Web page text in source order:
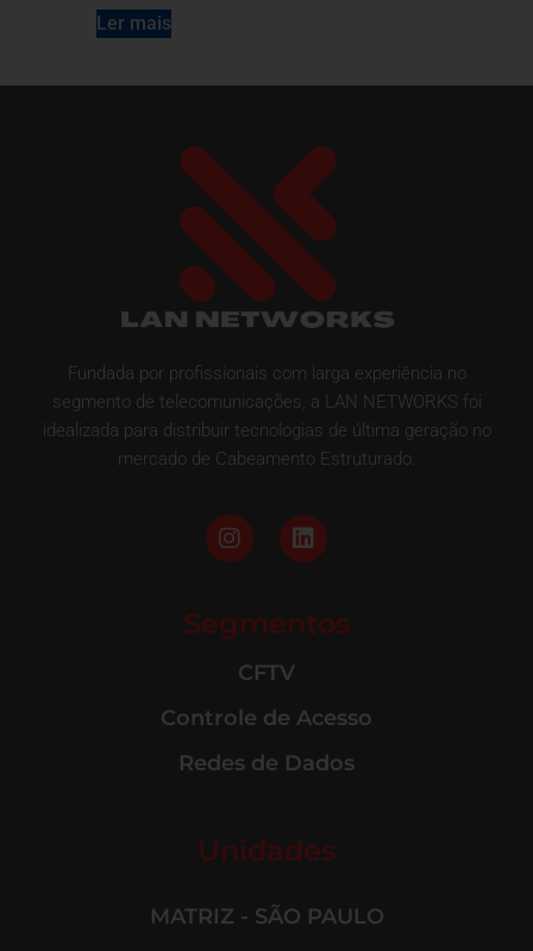
Ler mais
Fundada por profissionais com larga experiência no
segmento de telecomunicações, a LAN NETWORKS foi
idealizada para distribuir tecnologias de última geração no
mercado de Cabeamento Estruturado.
Segmentos
CFTV
Controle de Acesso
Redes de Dados
Unidades
MATRIZ - SÃO PAULO